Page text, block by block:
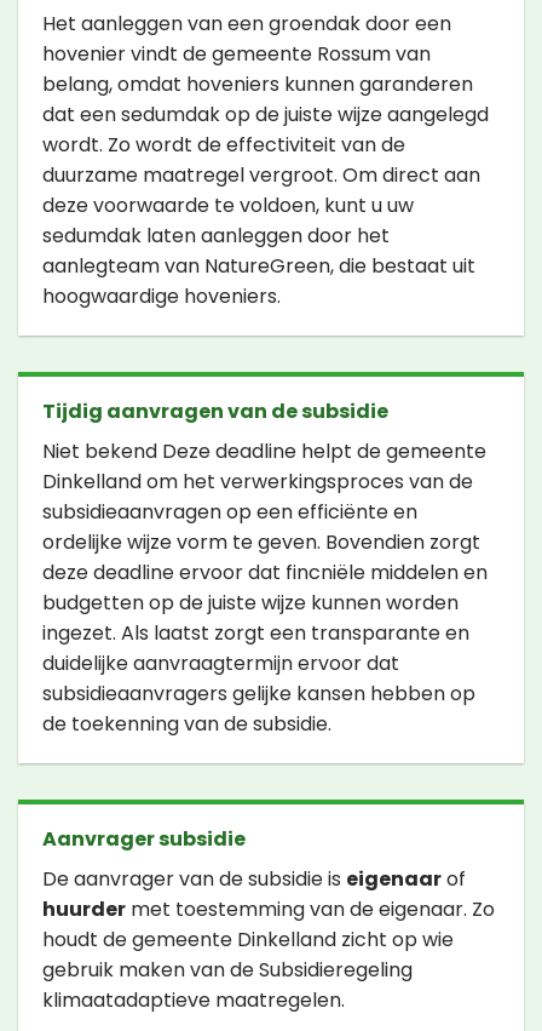
Het aanleggen van een groendak door een
hovenier vindt de gemeente Rossum van
belang, omdat hoveniers kunnen garanderen
dat een sedumdak op de juiste wijze aangelegd
wordt. Zo wordt de effectiviteit van de
duurzame maatregel vergroot. Om direct aan
deze voorwaarde te voldoen, kunt u uw
sedumdak laten aanleggen door het
aanlegteam van NatureGreen, die bestaat uit
hoogwaardige hoveniers.
Tijdig aanvragen van de subsidie
Niet bekend Deze deadline helpt de gemeente
Dinkelland om het verwerkingsproces van de
subsidieaanvragen op een efficiënte en
ordelijke wijze vorm te geven. Bovendien zorgt
deze deadline ervoor dat fincniële middelen en
budgetten op de juiste wijze kunnen worden
ingezet. Als laatst zorgt een transparante en
duidelijke aanvraagtermijn ervoor dat
subsidieaanvragers gelijke kansen hebben op
de toekenning van de subsidie.
Aanvrager subsidie
De aanvrager van de subsidie is eigenaarof
huurder met toestemming van de eigenaar. Zo
houdt de gemeente Dinkelland zicht op wie
gebruik maken van de Subsidieregeling
klimaatadaptieve maatregelen.